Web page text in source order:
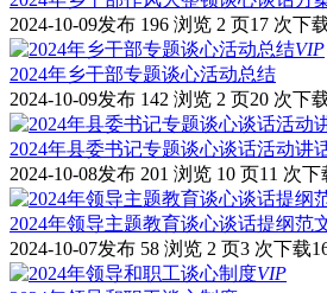
2024-10-09发布 196 浏览 2 页17 次下
VIP
2024年乡干部专题谈心活动总结
2024-10-09发布 142 浏览 2 页20 次下
2024年县委书记专题谈心谈话活动讲
2024-10-08发布 201 浏览 10 页11 次下
2024年领导主题教育谈心谈话提纲范
2024-10-07发布 58 浏览 2 页3 次下载
VIP